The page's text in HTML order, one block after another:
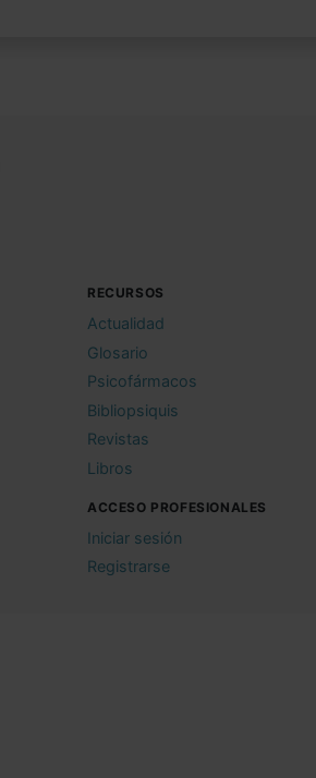
RECURSOS
Actualidad
Glosario
Psicofármacos
Bibliopsiquis
Revistas
Libros
ACCESO PROFESIONALES
Iniciar sesión
Registrarse